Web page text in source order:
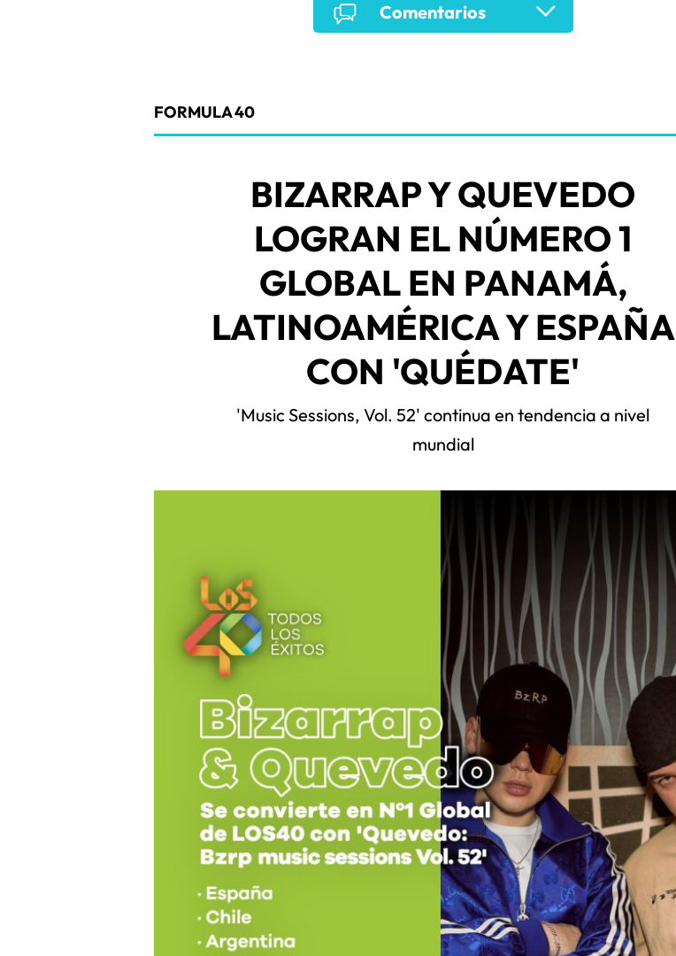
Comentarios
FORMULA 40
BIZARRAP Y QUEVEDO
LOGRAN EL NÚMERO 1
GLOBAL EN PANAMÁ,
LATINOAMÉRICA Y ESPAÑA
CON 'QUÉDATE'
'Music Sessions, Vol. 52' continua en tendencia a nivel
mundial